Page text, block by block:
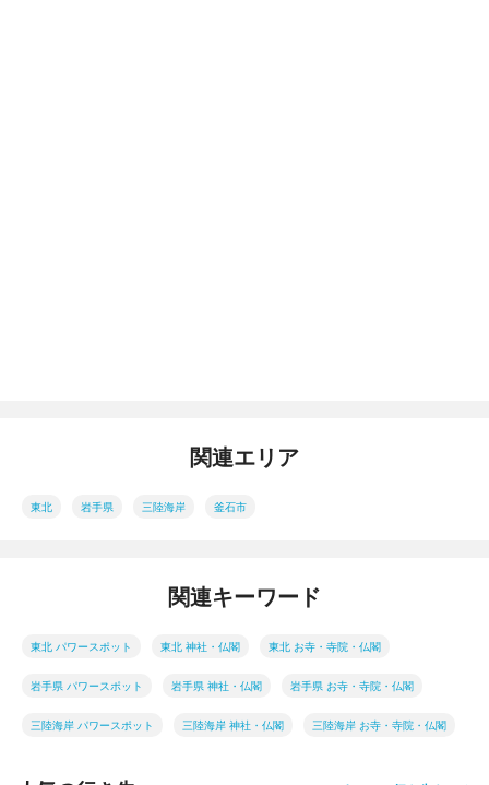
関連エリア
東北 岩手県 三陸海岸 釜石市
関連キーワード
東北 パワースポット 東北 神社・仏閣 東北 お寺・寺院・仏閣
岩手県 パワースポット 岩手県 神社・仏閣 岩手県 お寺・寺院・仏閣
三陸海岸 パワースポット 三陸海岸 神社・仏閣 三陸海岸 お寺・寺院・仏閣